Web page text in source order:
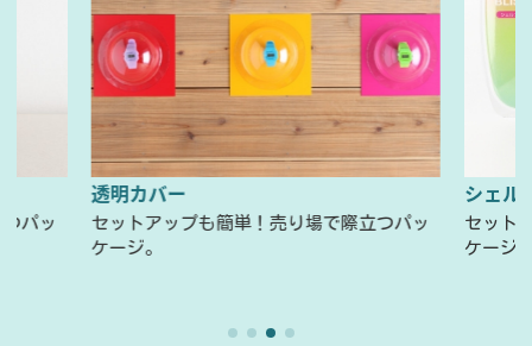
パッ
透明カバー
セットアップも簡単！売り場で際立つパッ
ケージ。
シェル
セット
ケージ